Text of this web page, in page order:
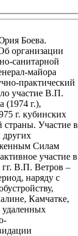
Боева.
организации
санитарной
майора
практический
участие В.П.
(1974 г.),
г. кубинских
страны. Участие в
других
Силам
участие в
гг. В.П. Ветров –
наряду с
Камчатке,
удаленных